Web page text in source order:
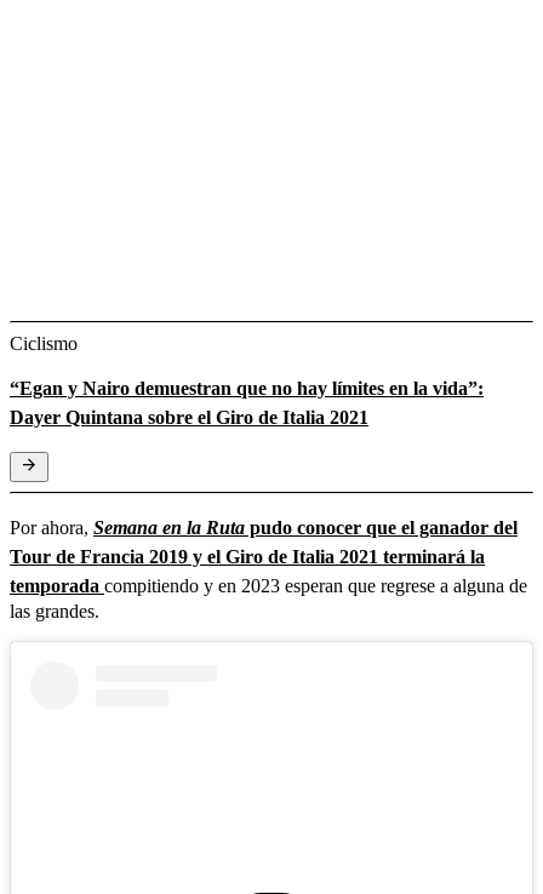
Ciclismo
“Egan y Nairo demuestran que no hay límites en la vida”:
Dayer Quintana sobre el Giro de Italia 2021
Por ahora, Semana en la Ruta pudo conocer que el ganador del
Tour de Francia 2019 y el Giro de Italia 2021 terminará la
temporada compitiendo y en 2023 esperan que regrese a alguna de
las grandes.